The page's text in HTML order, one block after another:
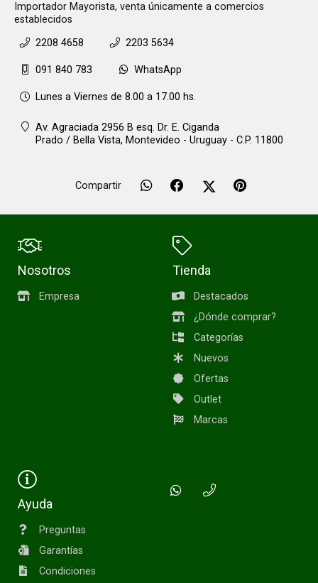
Importador Mayorista, venta únicamente a comercios
establecidos
2208 4658
2203 5634
091 840 783 WhatsApp
Lunes a Viernes de 8.00 a 17.00 hs.
Av. Agraciada 2956 B esq. Dr. E. Ciganda
Prado / Bella Vista, Montevideo - Uruguay - C.P. 11800
Compartir
Nosotros
Empresa
Tienda
Destacados
¿Dónde comprar?
Categorías
Nuevos
Ofertas
Outlet
Marcas
Ayuda
Preguntas
Garantías
Condiciones